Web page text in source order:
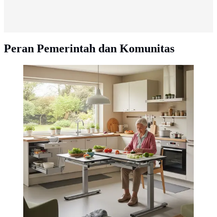
Peran Pemerintah dan Komunitas